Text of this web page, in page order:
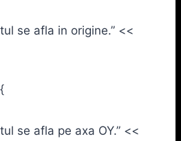
se afla in origine.” <<
afla pe axa OY.” <<